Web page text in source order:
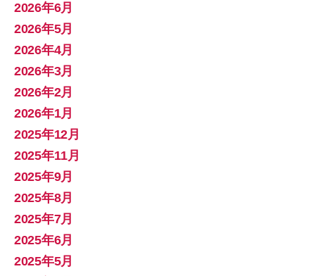
2026年6月
2026年5月
2026年4月
2026年3月
2026年2月
2026年1月
2025年12月
2025年11月
2025年9月
2025年8月
2025年7月
2025年6月
2025年5月